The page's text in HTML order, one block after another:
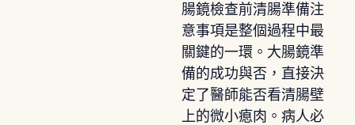
腸鏡檢查前清腸準備注
意事項是整個過程中最
關鍵的一環。大腸鏡準
備的成功與否，直接決
定了醫師能否看清腸壁
上的微小瘜肉。病人必